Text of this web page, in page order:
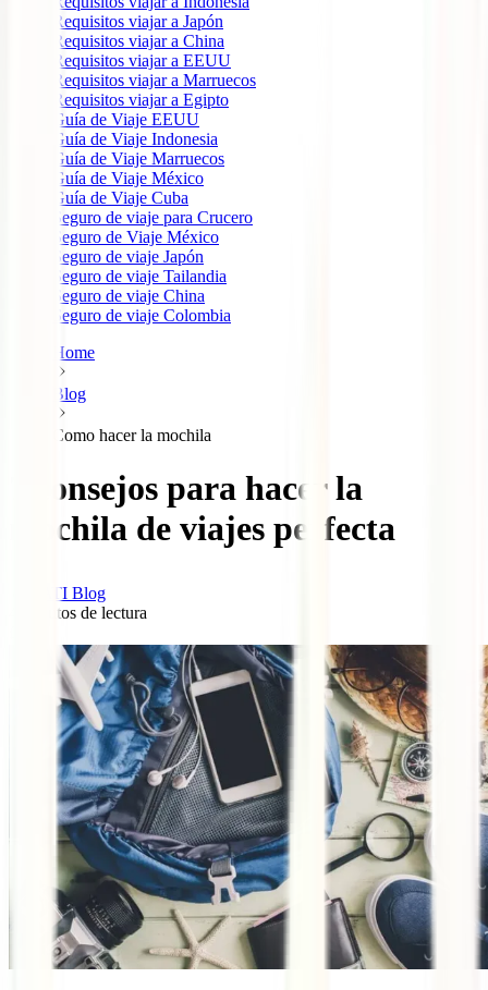
Requisitos viajar a Japón
Requisitos viajar a China
Requisitos viajar a EEUU
Requisitos viajar a Marruecos
Requisitos viajar a Egipto
Guía de Viaje EEUU
Guía de Viaje Indonesia
Guía de Viaje Marruecos
Guía de Viaje México
Guía de Viaje Cuba
Seguro de viaje para Crucero
Seguro de Viaje México
Seguro de viaje Japón
Seguro de viaje Tailandia
Seguro de viaje China
Seguro de viaje Colombia
Home
Blog
Como hacer la mochila
7 consejos para hacer la
mochila de viajes perfecta
IATI Blog
minutos de lectura